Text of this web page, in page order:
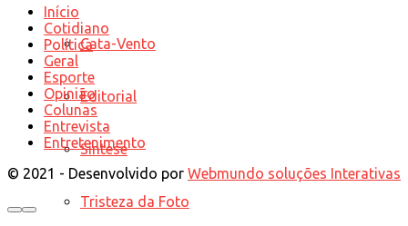
Cata-Vento
Editorial
Síntese
Tristeza da Foto
Início
Cotidiano
Política
Geral
Esporte
Opinião
Colunas
Entrevista
Entretenimento
© 2021 - Desenvolvido por Webmundo soluções Interativas